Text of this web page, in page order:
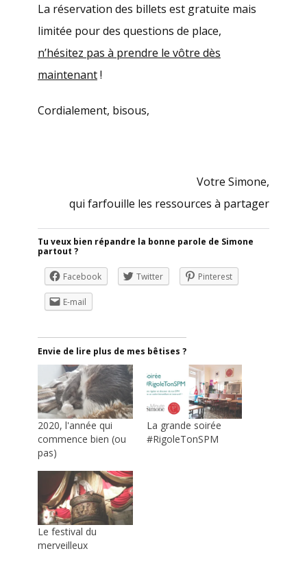
La réservation des billets est gratuite mais
limitée pour des questions de place,
n’hésitez pas à prendre le vôtre dès
maintenant!
Cordialement, bisous,
Votre Simone,
qui farfouille les ressources à partager
Tu veux bien répandre la bonne parole de Simone
partout ?
Facebook Twitter Pinterest
E-mail
Envie de lire plus de mes bêtises ?
2020, l'année qui
commence bien (ou
pas)
La grande soirée
#RigoleTonSPM
Le festival du
merveilleux